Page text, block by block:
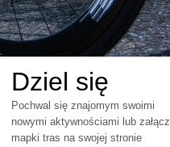
Dziel się
Pochwal się znajomym swoimi
nowymi aktywnościami lub załącz
mapki tras na swojej stronie